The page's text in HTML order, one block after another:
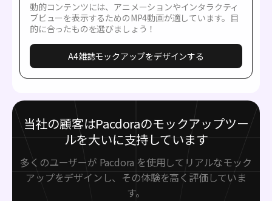
動的コンテンツには、アニメーションやインタラクティ
ブビューを表示するためのMP4動画が適しています。目
的に合ったものを選びましょう！
A4雑誌モックアップをデザインする
当社の顧客はPacdoraのモックアップツー
ルを大いに支持しています
多くのユーザーが Pacdora を使用してリアルなモック
アップをデザインし、その体験を高く評価していま
す。